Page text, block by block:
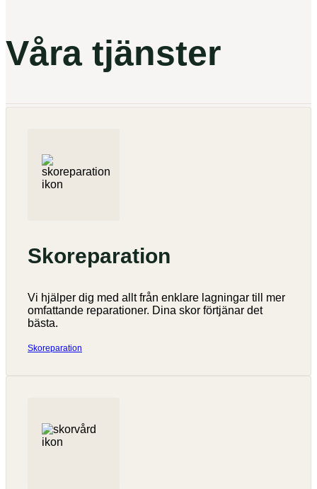
Våra tjänster
Skoreparation
Vi hjälper dig med allt från enklare lagningar till mer
omfattande reparationer. Dina skor förtjänar det
bästa.
Skoreparation